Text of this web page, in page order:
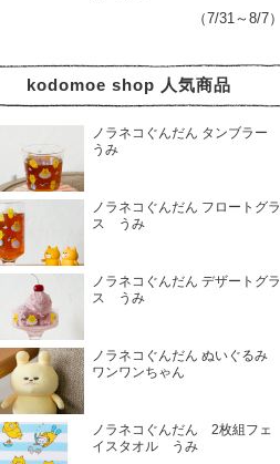
（7/31～8/7）
kodomoe shop 人気商品
ノラネコぐんだん タンブラー
うみ
ノラネコぐんだん フロートグラ
ス うみ
ノラネコぐんだん デザートグラ
ス うみ
ノラネコぐんだん ぬいぐるみ
ワンワンちゃん
ノラネコぐんだん 2枚組フェ
イスタオル うみ